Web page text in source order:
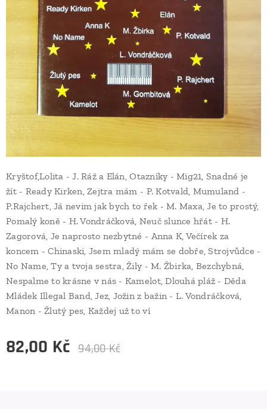
Kryštof,Lolita - J. Ráž a Elán, Otazníky - Mig21, Snadné je
žít - Ready Kirken, Zejtra mám - P. Kotvald, Mumuland -
P.Rajchert, Já nevim jak bych to řek - M. Maxa, Je to prostý,
Pomalý koně - H. Vondráčková, Neuč slunce hřát - H.
Zagorová, Je naprosto nezbytné - Anna K, Večírek za
koncem - Chinaski, Jsem mladý mám se dobře, Strojvůdce -
No Name, Ty a tvoja sestra, Žily - M. Žbirka, Bezchybná,
Nespalme to krásne v nás - Kamelot, Dlouhá pláž - Děda
Mládek Illegal Band, Jez, Jožin z bažin - L. Vondráčková,
Manon - Žlutý pes, Každej už to ví
82,00 Kč 94,00Kč